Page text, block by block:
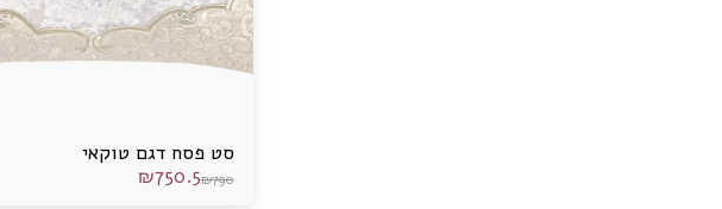
סט פסח דגם טוקאי
₪790
₪750.5